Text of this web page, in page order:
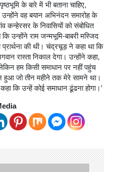
के बारे में भी बताना चाहिए,
वह बयान अभिनंदन समारोह के
कन्हेरसर के निवासियों को संबोधित
उन्होंने राम जन्मभूमि-बाबरी मस्जिद
की थी। चंद्रचूड़ ने कहा था कि
रास्ता निकाल देगा। उन्होंने कहा,
हम किसी समाधान पर नहीं पहुंच
हुआ जो तीन महीने तक मेरे सामने था।
कि उन्हें कोई समाधान ढूंढना होगा।’